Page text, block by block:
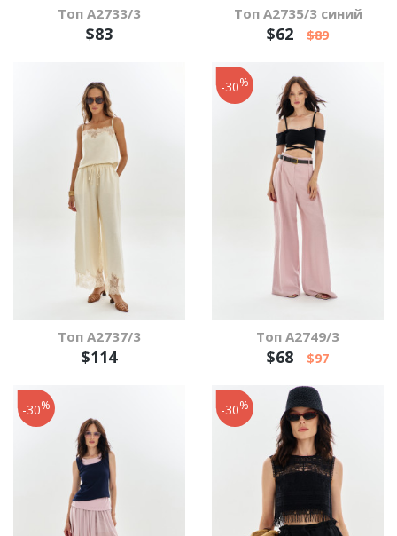
Топ А2733/3
$83
Топ А2735/3 синий
$62 $89
Топ А2737/3
$114
Топ А2749/3
$68 $97
-30%
-30% -30%